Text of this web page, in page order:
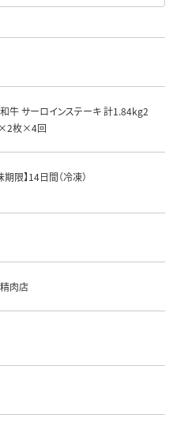
牛 サーロインステーキ 計1.84kg2
枚×4回
期限】14日間（冷凍）
肉店